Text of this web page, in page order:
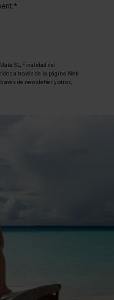
SL, Finalidad del
a través de la página Web
de newsletter y otros,